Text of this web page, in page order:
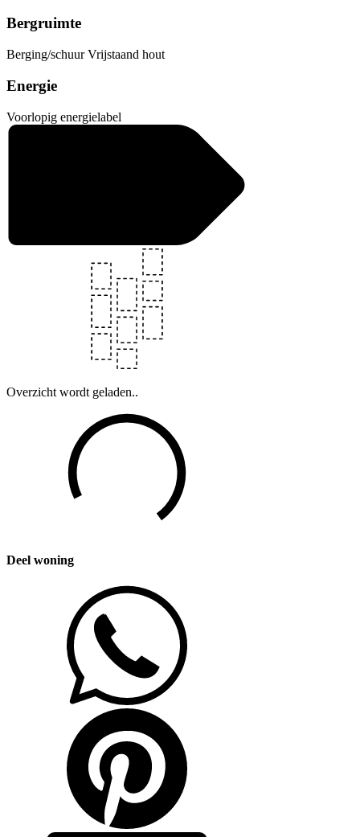
Bergruimte
Berging/schuur Vrijstaand hout
Energie
Voorlopig energielabel
Overzicht wordt geladen..
Deel woning